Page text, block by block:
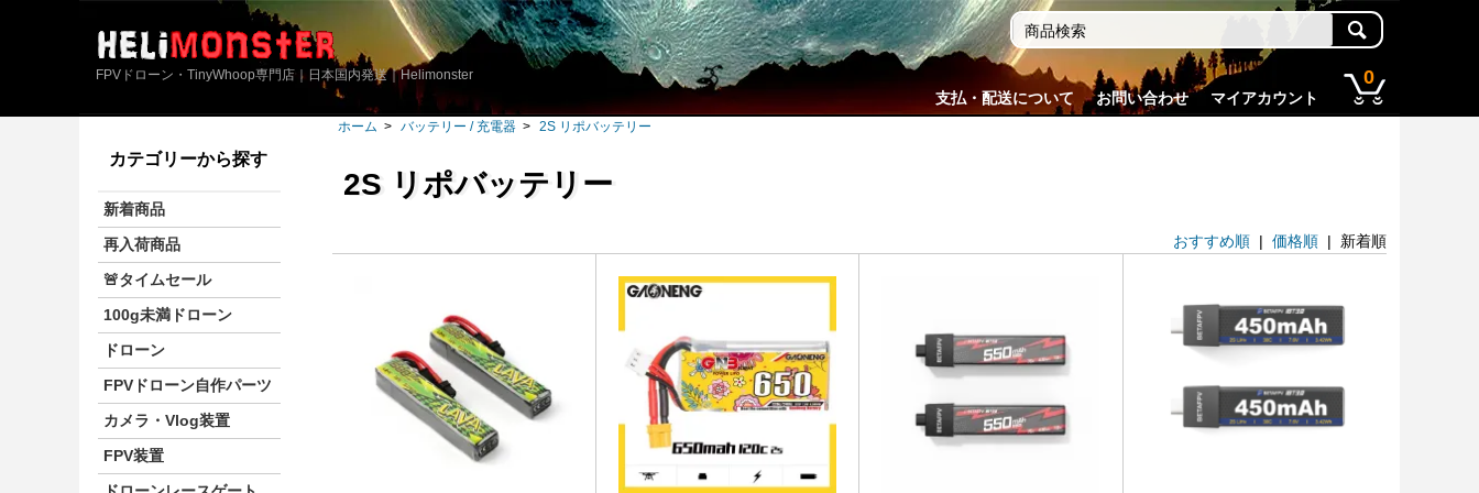
FPVドローン・TinyWhoop専門店｜日本国内発送｜Helimonster
支払・配送について お問い合わせ マイアカウント
0
ホーム > バッテリー / 充電器 > 2S リポバッテリー
2S リポバッテリー
おすすめ順 | 価格順 | 新着順
カテゴリーから探す
新着商品
再入荷商品
🚨タイムセール
100g未満ドローン
ドローン
FPVドローン自作パーツ
カメラ・Vlog装置
FPV装置